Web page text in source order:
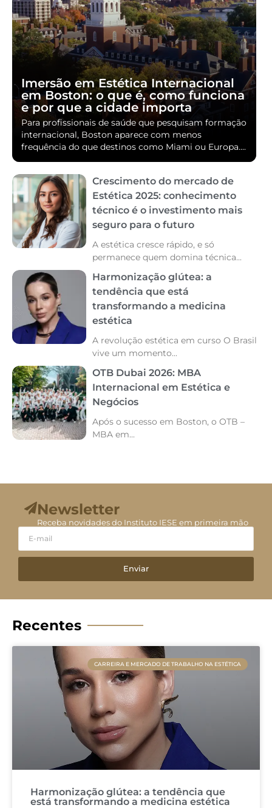
Imersão em Estética Internacional
em Boston: o que é, como funciona
e por que a cidade importa
Para profissionais de saúde que pesquisam formação
internacional, Boston aparece com menos
frequência do que destinos como Miami ou Europa....
Crescimento do mercado de
Estética 2025: conhecimento
técnico é o investimento mais
seguro para o futuro
A estética cresce rápido, e só
permanece quem domina técnica...
Harmonização glútea: a
tendência que está
transformando a medicina
estética
A revolução estética em curso O Brasil
vive um momento...
OTB Dubai 2026: MBA
Internacional em Estética e
Negócios
Após o sucesso em Boston, o OTB –
MBA em...
Newsletter
Receba novidades do Instituto IESE em primeira mão
Enviar
Recentes
CARREIRA E MERCADO DE TRABALHO NA ESTÉTICA
Harmonização glútea: a tendência que
está transformando a medicina estética